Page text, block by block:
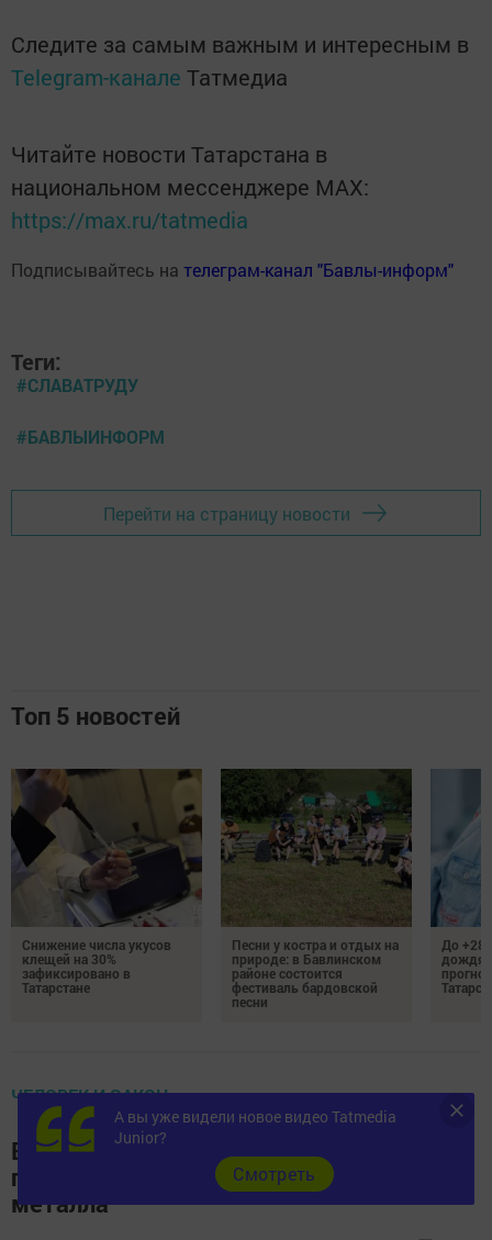
Следите за самым важным и интересным в
Telegram-канале Татмедиа
Читайте новости Татарстана в
национальном мессенджере MАХ:
https://max.ru/tatmedia
Подписывайтесь на телеграм-канал "Бавлы-информ"
Теги:
#СЛАВАТРУДУ
#БАВЛЫИНФОРМ
Перейти на страницу новости
Топ 5 новостей
Снижение числа укусов
клещей на 30%
зафиксировано в
Татарстане
Песни у костра и отдых на
природе: в Бавлинском
районе состоится
фестиваль бардовской
песни
До +28
ЧЕЛОВЕК И ЗАКОН
В Бавлинском районе участились
преступления, связанные с хищением
металла
А вы уже видели новое видео Tatmedia
Junior?
Cмотреть